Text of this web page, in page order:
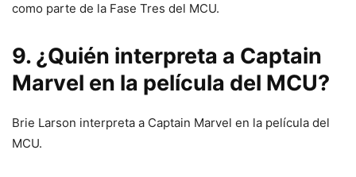
como parte de la Fase Tres del MCU.
9. ¿Quién interpreta a Captain
Marvel en la película del MCU?
Brie Larson interpreta a Captain Marvel en la película del
MCU.